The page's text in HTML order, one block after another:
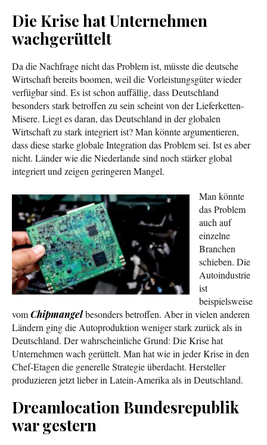
Die Krise hat Unternehmen
wachgerüttelt
Da die Nachfrage nicht das Problem ist, müsste die deutsche
Wirtschaft bereits boomen, weil die Vorleistungsgüter wieder
verfügbar sind. Es ist schon auffällig, dass Deutschland
besonders stark betroffen zu sein scheint von der Lieferketten-
Misere. Liegt es daran, das Deutschland in der globalen
Wirtschaft zu stark integriert ist? Man könnte argumentieren,
dass diese starke globale Integration das Problem sei. Ist es aber
nicht. Länder wie die Niederlande sind noch stärker global
integriert und zeigen geringeren Mangel.
Man könnte
das Problem
auch auf
einzelne
Branchen
schieben. Die
Autoindustrie
ist
beispielsweise
vomChipmangelbesonders betroffen. Aber in vielen anderen
Ländern ging die Autoproduktion weniger stark zurück als in
Deutschland. Der wahrscheinliche Grund: Die Krise hat
Unternehmen wach gerüttelt. Man hat wie in jeder Krise in den
Chef-Etagen die generelle Strategie überdacht. Hersteller
produzieren jetzt lieber in Latein-Amerika als in Deutschland.
Dreamlocation Bundesrepublik
war gestern